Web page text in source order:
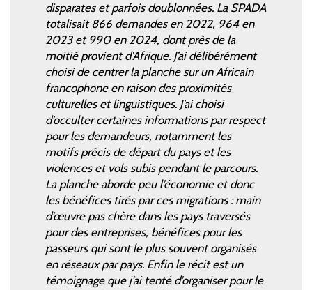
disparates et parfois doublonnées. La SPADA
totalisait 866 demandes en 2022, 964 en
2023 et 990 en 2024, dont près de la
moitié provient d’Afrique. J’ai délibérément
choisi de centrer la planche sur un Africain
francophone en raison des proximités
culturelles et linguistiques. J’ai choisi
d’occulter certaines informations par respect
pour les demandeurs, notamment les
motifs précis de départ du pays et les
violences et vols subis pendant le parcours.
La planche aborde peu l’économie et donc
les bénéfices tirés par ces migrations : main
d’œuvre pas chère dans les pays traversés
pour des entreprises, bénéfices pour les
passeurs qui sont le plus souvent organisés
en réseaux par pays. Enfin le récit est un
témoignage que j’ai tenté d’organiser pour le